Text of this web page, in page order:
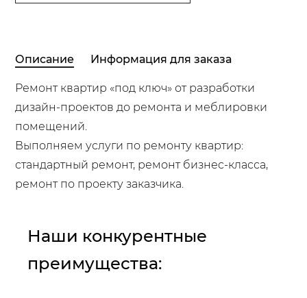
Описание Информация для заказа
Ремонт квартир «под ключ» от разработки
дизайн-проектов до ремонта и меблировки
помещений.
Выполняем услуги по ремонту квартир:
стандартный ремонт, ремонт бизнес-класса,
ремонт по проекту заказчика.
Наши конкурентные
преимущества: